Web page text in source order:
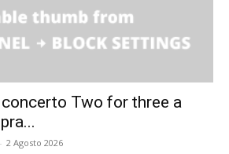
Two for three a
- 2 Agosto 2026